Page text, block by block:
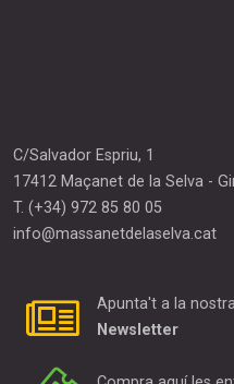
C/Salvador Espriu, 1
17412 Maçanet de la Selva -
T. (+34) 972 85 80 05
info@massanetdelaselva.cat
Apunta't a la
Newsletter